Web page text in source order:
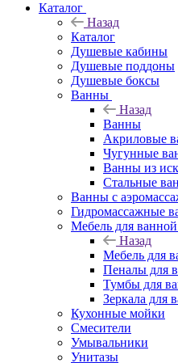
Каталог
Назад
Каталог
Душевые кабины
Душевые поддоны
Душевые боксы
Ванны
Назад
Ванны
Акриловые
Чугунные
Ванны из
Стальные
Ванны с
Гидромассажные
Мебель для ванной
Назад
Мебель для
Пеналы для
Тумбы для
Зеркала для
Кухонные мойки
Смесители
Умывальники
Унитазы